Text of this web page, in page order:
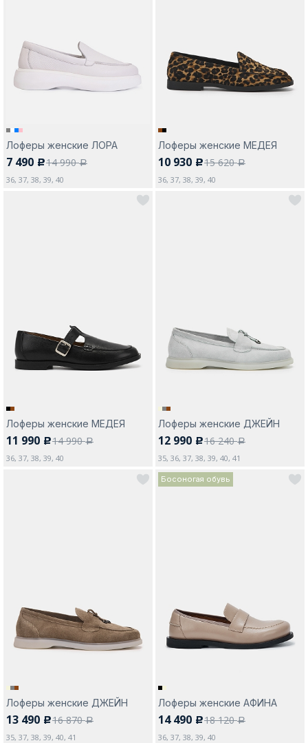
Лоферы женские ЛОРА
7 490 c14 990a
36, 37, 38, 39, 40
Лоферы женские МЕДЕЯ
10 930 c15 620a
36, 37, 38, 39, 40
Лоферы женские МЕДЕЯ
11 990 c14 990a
36, 37, 38, 39, 40
Лоферы женские ДЖЕЙН
12 990 c16 240a
35, 36, 37, 38, 39, 40, 41
Лоферы женские ДЖЕЙН
13 490 c16 870a
35, 37, 38, 39, 40, 41
Босоногая обувь
Лоферы женские АФИНА
14 490 c18 120a
36, 37, 38, 39, 40